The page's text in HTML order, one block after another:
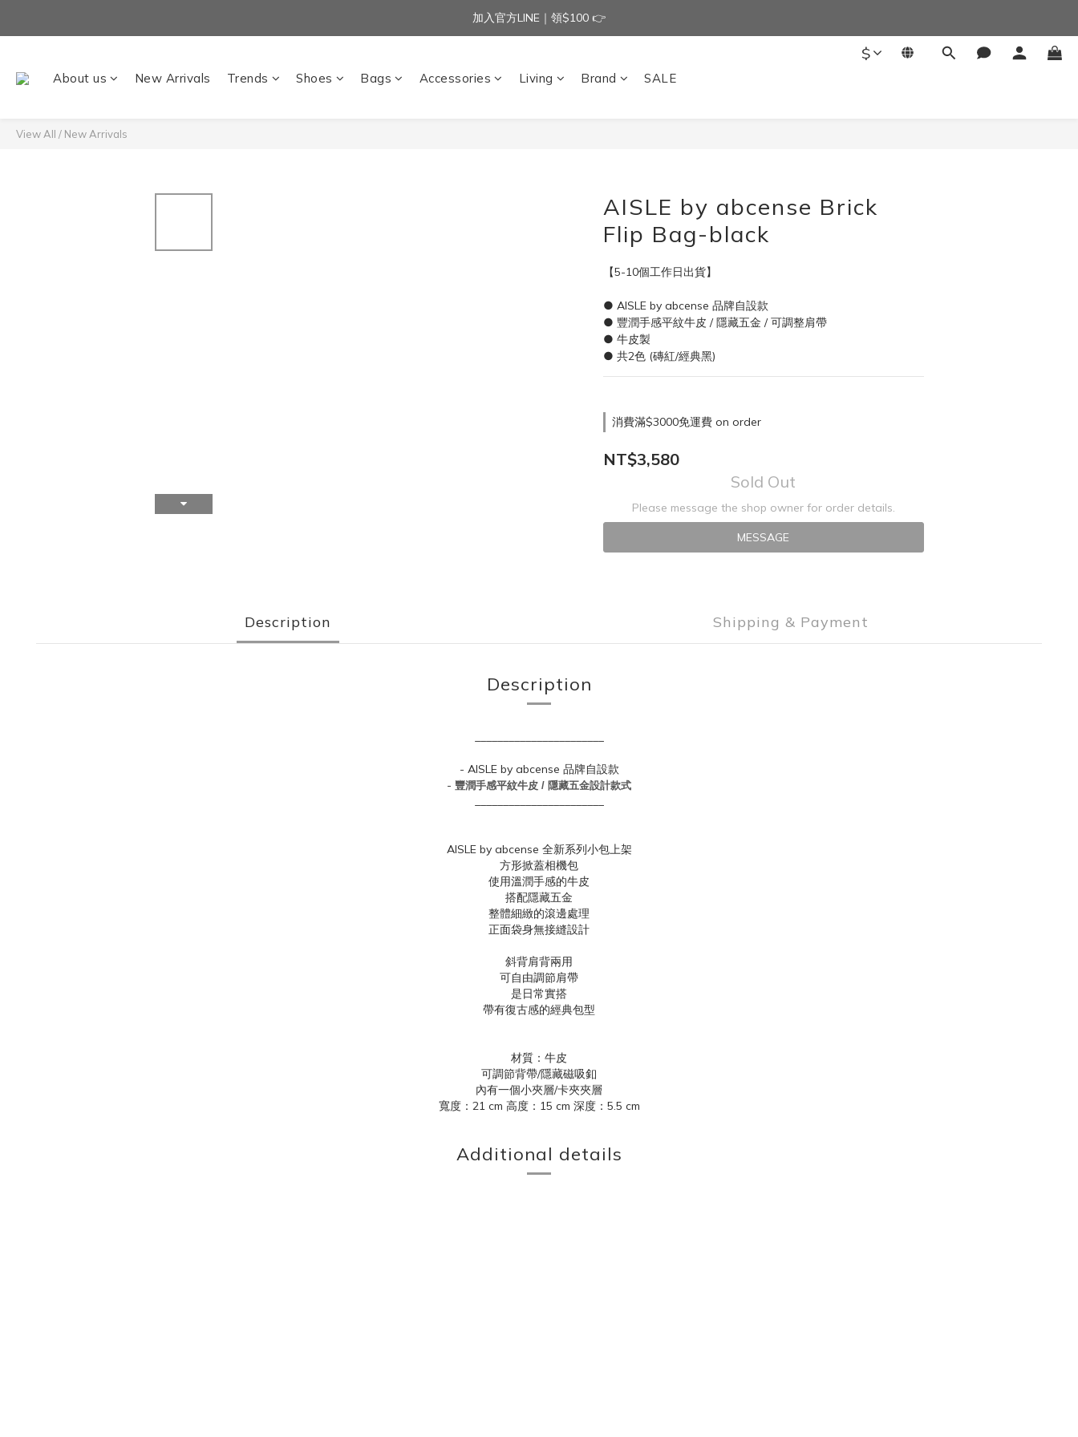
加入官方LINE｜領$100 👉
滿$3000免運費 | 滿$5000贈AISLE方塊酥髮夾乙個
加入官方LINE｜領$100 👉
$
About us New Arrivals Trends Shoes Bags Accessories Living Brand SALE
View All / New Arrivals
AISLE by abcense Brick
Flip Bag-black
【5-10個工作日出貨】
● AISLE by abcense 品牌自設款
● 豐潤手感平紋牛皮 / 隱藏五金 / 可調整肩帶
● 牛皮製
● 共2色 (磚紅/經典黑)
消費滿$3000免運費 on order
NT$3,580
Sold Out
Please message the shop owner for order details.
MESSAGE
Description Shipping & Payment
Description
- AISLE by abcense 品牌自設款
- 豐潤手感平紋牛皮 / 隱藏五金設計款式
AISLE by abcense 全新系列小包上架
方形掀蓋相機包
使用溫潤手感的牛皮
搭配隱藏五金
整體細緻的滾邊處理
正面袋身無接縫設計
斜背肩背兩用
可自由調節肩帶
是日常實搭
帶有復古感的經典包型
材質：牛皮
可調節背帶/隱藏磁吸釦
內有一個小夾層/卡夾夾層
寬度：21 cm 高度：15 cm 深度：5.5 cm
Additional details